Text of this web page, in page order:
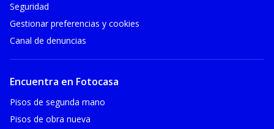
Seguridad
Gestionar preferencias y cookies
Canal de denuncias
Encuentra en Fotocasa
Pisos de segunda mano
Pisos de obra nueva